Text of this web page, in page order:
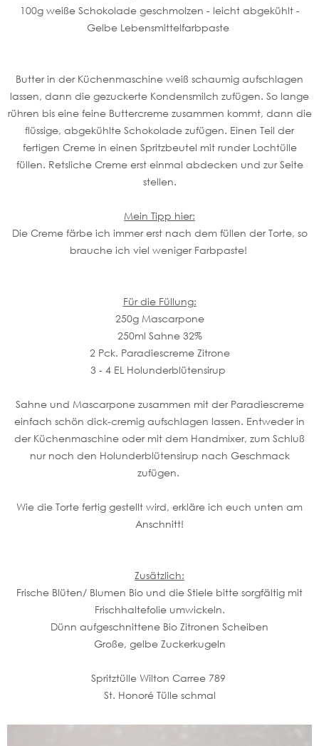
100g weiße Schokolade geschmolzen - leicht abgekühlt -
Gelbe Lebensmittelfarbpaste
Butter in der Küchenmaschine weiß schaumig aufschlagen
lassen, dann die gezuckerte Kondensmilch zufügen. So lange
rühren bis eine feine Buttercreme zusammen kommt, dann die
flüssige, abgekühlte Schokolade zufügen. Einen Teil der
fertigen Creme in einen Spritzbeutel mit runder Lochtülle
füllen. Retsliche Creme erst einmal abdecken und zur Seite
stellen.
Mein Tipp hier:
Die Creme färbe ich immer erst nach dem füllen der Torte, so
brauche ich viel weniger Farbpaste!
Für die Füllung:
250g Mascarpone
250ml Sahne 32%
2 Pck. Paradiescreme Zitrone
3 - 4 EL Holunderblütensirup
Sahne und Mascarpone zusammen mit der Paradiescreme
einfach schön dick-cremig aufschlagen lassen. Entweder in
der Küchenmaschine oder mit dem Handmixer, zum Schluß
nur noch den Holunderblütensirup nach Geschmack
zufügen.
Wie die Torte fertig gestellt wird, erkläre ich euch unten am
Anschnitt!
Zusätzlich:
Frische Blüten/ Blumen Bio und die Stiele bitte sorgfältig mit
Frischhaltefolie umwickeln.
Dünn aufgeschnittene Bio Zitronen Scheiben
Große, gelbe Zuckerkugeln
Spritztülle Wilton Carree 789
St. Honoré Tülle schmal